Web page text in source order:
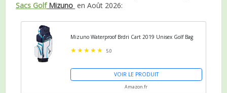
Sacs GolfMizuno en Août 2026:
Mizuno Waterproof Brdri Cart 2019 Unisex Golf Bag
5.0
VOIR LE PRODUIT
Amazon.fr